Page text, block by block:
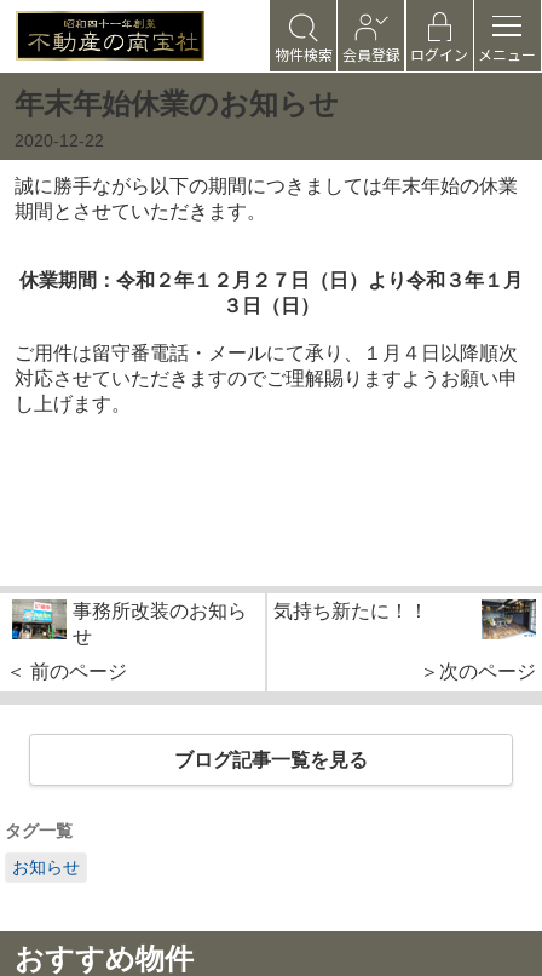
物件検索 会員登録 ログイン メニュー
年末年始休業のお知らせ
2020-12-22
誠に勝手ながら以下の期間につきましては年末年始の休業
期間とさせていただきます。
休業期間：令和２年１２月２７日（日）より令和３年１月
３日（日）
ご用件は留守番電話・メールにて承り、１月４日以降順次
対応させていただきますのでご理解賜りますようお願い申
し上げます。
事務所改装のお知ら
せ
＜ 前のページ
気持ち新たに！！
＞次のページ
ブログ記事一覧を見る
タグ一覧
お知らせ
おすすめ物件